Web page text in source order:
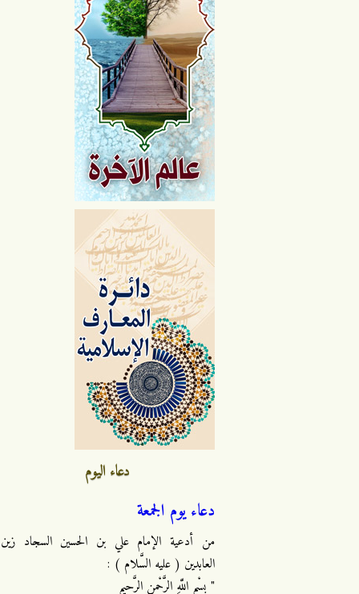
دعاء اليوم
دعاء يوم الجمعة
من أدعية الإمام علي بن الحسين السجاد زين
العابدين ( عليه السَّلام ) :
" بِسْمِ اللَّهِ الرَّحْمنِ الرَّحِيمِ